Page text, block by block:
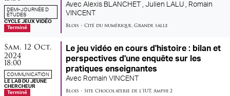
DEMI-JOURNÉE D
ÉTUDES
CYCLE JEUX VIDÉO
Terminé
Avec Alexis BLANCHET , Julien LALU , Romain
VINCENT
Blois • Cité du numérique, Grande salle
samedi
Sam. 12 octobre
Oct.
2024
18:00
COMMUNICATION
LE LAB DU JEUNE
CHERCHEUR
Terminé
Le jeu vidéo en cours d'histoire : bilan et
perspectives d'une enquête sur les
pratiques enseignantes
Avec Romain VINCENT
Blois • Site Chocolaterie de l'IUT, Amphi 2